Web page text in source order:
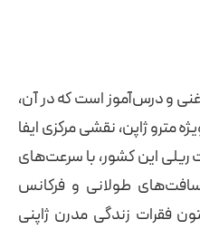
و درس‌آموز است که در آن،
مترو ژاپن، نقشی مرکزی ایفا
ریلی این کشور، با سرعت‌های
طولانی و فرکانس
فقرات زندگی مدرن ژاپنی